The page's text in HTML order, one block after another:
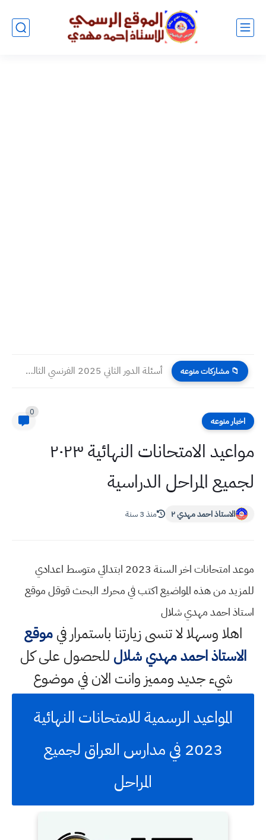
📁 مشاركات منوعه أسئلة الدور الثاني 2025 الفرنسي الثالث المتوسط
اخبار منوعه
0
مواعيد الامتحانات النهائية ٢٠٢٣
لجميع المراحل الدراسية
الاستاذ احمد مهدي ٢ منذ 3 سنة
موعد امتحانات اخر السنة 2023 ابتدائي متوسط اعدادي
للمزيد من هذه المواضيع اكتب في محرك البحث قوقل موقع
استاذ احمد مهدي شلال
اهلا وسهلالا تنسى زيارتنا باستمرار فيموقع
الاستاذ احمد مهدي شلال للحصول على كل
شيء جديد ومميز وانت الان في موضوع
المواعيد الرسمية للامتحانات النهائية
2023 في مدارس العراق لجميع
المراحل